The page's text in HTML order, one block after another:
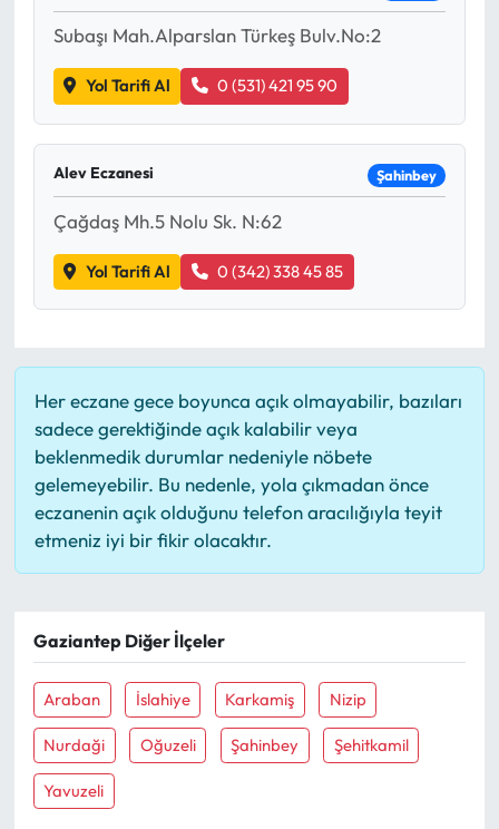
Subaşı Mah.Alparslan Türkeş Bulv.No:2
Yol Tarifi Al 0 (531) 421 95 90
Alev Eczanesi Şahinbey
Çağdaş Mh.5 Nolu Sk. N:62
Yol Tarifi Al 0 (342) 338 45 85
Her eczane gece boyunca açık olmayabilir, bazıları
sadece gerektiğinde açık kalabilir veya
beklenmedik durumlar nedeniyle nöbete
gelemeyebilir. Bu nedenle, yola çıkmadan önce
eczanenin açık olduğunu telefon aracılığıyla teyit
etmeniz iyi bir fikir olacaktır.
Gaziantep Diğer İlçeler
Araban İslahiye Karkamiş Nizip
Nurdaği Oğuzeli Şahinbey Şehitkamil
Yavuzeli